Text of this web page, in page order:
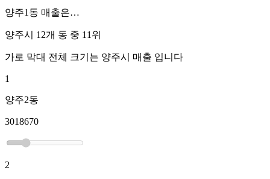
양주1동 매출은…
양주시 12개 동 중 11위
가로 막대 전체 크기는 양주시 매출 입니다
1
양주2동
3018670
2